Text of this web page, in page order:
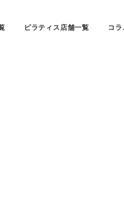
ピラティス店舗一覧 コ